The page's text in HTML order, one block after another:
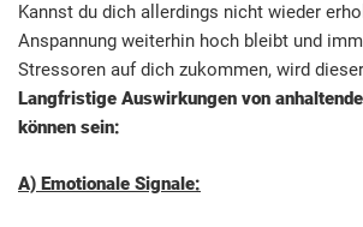
Kannst du dich allerdings nicht wieder
Anspannung weiterhin hoch bleibt und
Stressoren auf dich zukommen, wird
Langfristige Auswirkungen von
können sein:
A) Emotionale Signale: